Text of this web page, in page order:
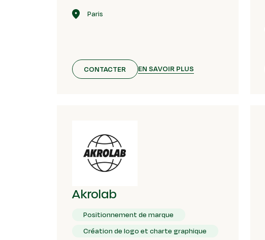
Paris
CONTACTER EN SAVOIR PLUS
Akrolab
Positionnement de marque
Création de logo et charte graphique